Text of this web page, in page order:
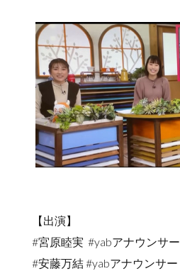
【出演】
#宮原睦実 #yabアナウンサー
#安藤万結 #yabアナウンサー